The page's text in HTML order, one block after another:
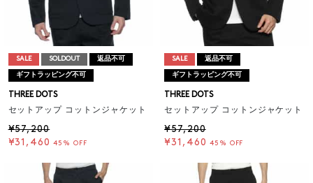
SALE SOLDOUT 返品不可
ギフトラッピング不可
THREE DOTS
セットアップ コットンジャケット
¥57,200
¥31,460 45% OFF
SALE 返品不可
ギフトラッピング不可
THREE DOTS
セットアップ コットンジャケット
¥57,200
¥31,460 45% OFF